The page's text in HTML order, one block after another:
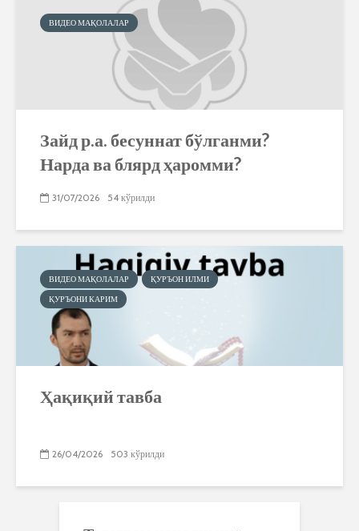
ВИДЕО МАҚОЛАЛАР
Зайд р.а. бесуннат бўлганми?
Нарда ва блярд ҳаромми?
31/07/2026 54 кўрилди
ВИДЕО МАҚОЛАЛАР
ҚУРЪОН ИЛМИ
ҚУРЪОНИ КАРИМ
Ҳақиқий тавба
26/04/2026 503 кўрилди